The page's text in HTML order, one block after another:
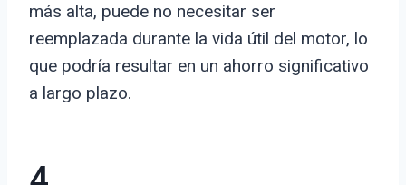
más alta, puede no necesitar ser
reemplazada durante la vida útil del motor, lo
que podría resultar en un ahorro significativo
a largo plazo.